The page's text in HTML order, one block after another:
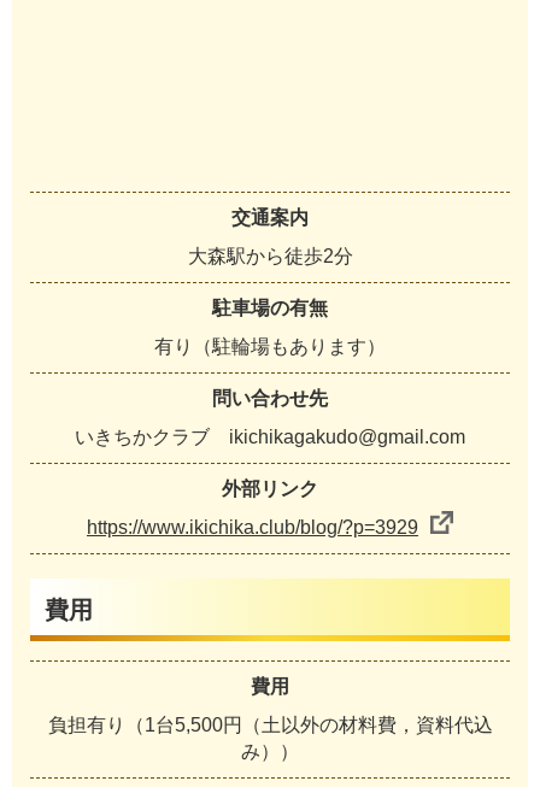
交通案内
大森駅から徒歩2分
駐車場の有無
有り（駐輪場もあります）
問い合わせ先
いきちかクラブ ikichikagakudo@gmail.com
外部リンク
https://www.ikichika.club/blog/?p=3929
費用
費用
負担有り（1台5,500円（土以外の材料費，資料代込
み））